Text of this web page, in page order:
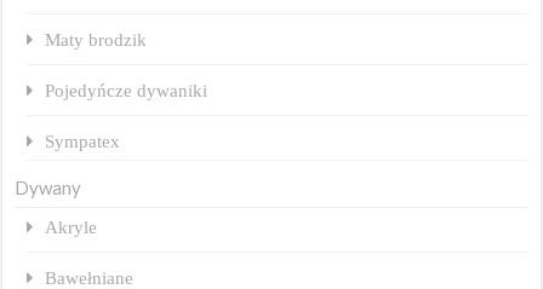
Maty brodzik
Pojedyńcze dywaniki
Sympatex
Dywany
Akryle
Bawełniane